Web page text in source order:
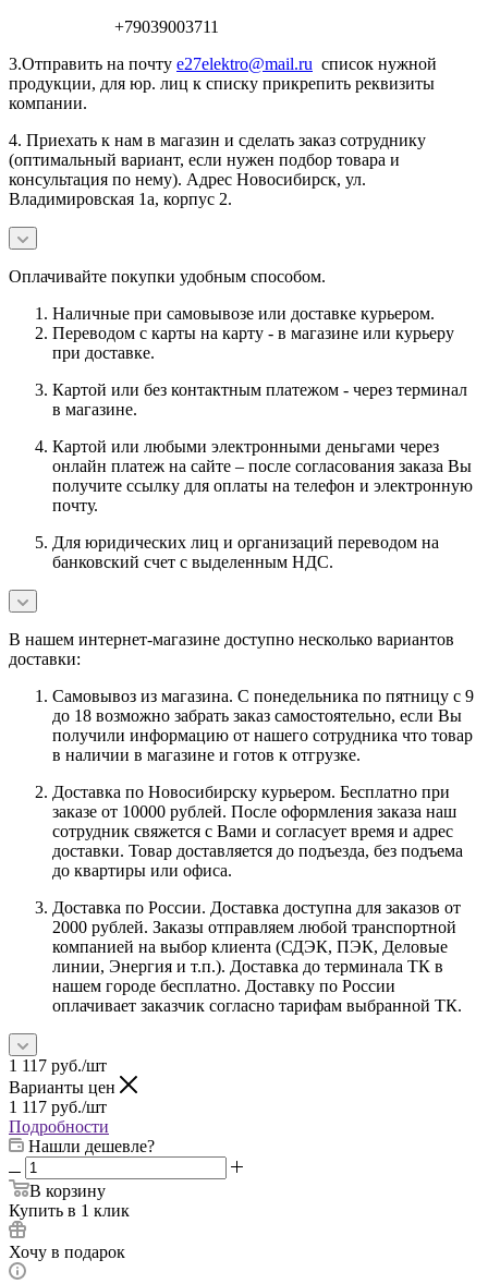
+79039003711
3.Отправить на почту e27elektro@mail.ru список нужной
продукции, для юр. лиц к списку прикрепить реквизиты
компании.
4. Приехать к нам в магазин и сделать заказ сотруднику
(оптимальный вариант, если нужен подбор товара и
консультация по нему). Адрес Новосибирск, ул.
Владимировская 1а, корпус 2.
Оплачивайте покупки удобным способом.
Наличные при самовывозе или доставке курьером.
Переводом с карты на карту - в магазине или курьеру
при доставке.
Картой или без контактным платежом - через терминал
в магазине.
Картой или любыми электронными деньгами через
онлайн платеж на сайте – после согласования заказа Вы
получите ссылку для оплаты на телефон и электронную
почту.
Для юридических лиц и организаций переводом на
банковский счет с выделенным НДС.
В нашем интернет-магазине доступно несколько вариантов
доставки:
Самовывоз из магазина. С понедельника по пятницу с 9
до 18 возможно забрать заказ самостоятельно, если Вы
получили информацию от нашего сотрудника что товар
в наличии в магазине и готов к отгрузке.
Доставка по Новосибирску курьером. Бесплатно при
заказе от 10000 рублей. После оформления заказа наш
сотрудник свяжется с Вами и согласует время и адрес
доставки. Товар доставляется до подъезда, без подъема
до квартиры или офиса.
Доставка по России. Доставка доступна для заказов от
2000 рублей. Заказы отправляем любой транспортной
компанией на выбор клиента (СДЭК, ПЭК, Деловые
линии, Энергия и т.п.). Доставка до терминала ТК в
нашем городе бесплатно. Доставку по России
оплачивает заказчик согласно тарифам выбранной ТК.
1 117 руб./шт
Варианты цен
1 117 руб./шт
Подробности
Нашли дешевле?
В корзину
Купить в 1 клик
Хочу в подарок